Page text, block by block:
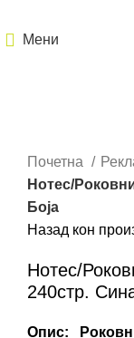
Мени
Почетна
Нотес/
Боја
Назад кон
Нотес/
240стр.
Опис: